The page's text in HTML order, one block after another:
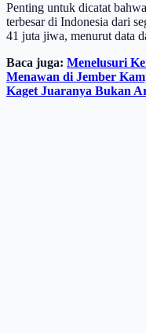
Penting untuk dicatat
terbesar di Indonesia dari
41 juta jiwa, menurut data
Baca juga: Menelusuri
Menawan di Jember
Kaget Juaranya Bukan